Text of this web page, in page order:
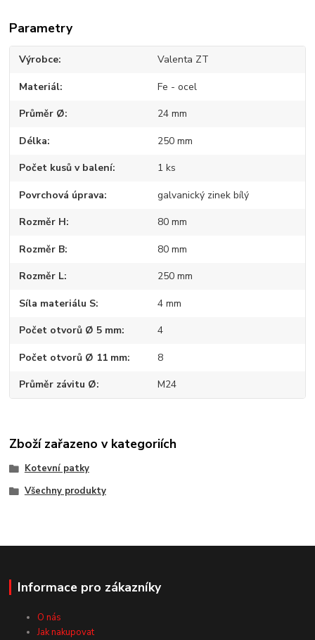
Parametry
Výrobce Valenta ZT
Materiál Fe - ocel
Průměr Ø 24 mm
Délka 250 mm
Počet kusů v balení 1 ks
Povrchová úprava galvanický zinek bílý
Rozměr H 80 mm
Rozměr B 80 mm
Rozměr L 250 mm
Síla materiálu S 4 mm
Počet otvorů Ø 5 mm 4
Počet otvorů Ø 11 mm 8
Průměr závitu Ø M24
Zboží zařazeno v kategoriích
Kotevní patky
Všechny produkty
Informace pro zákazníky
O nás
Jak nakupovat